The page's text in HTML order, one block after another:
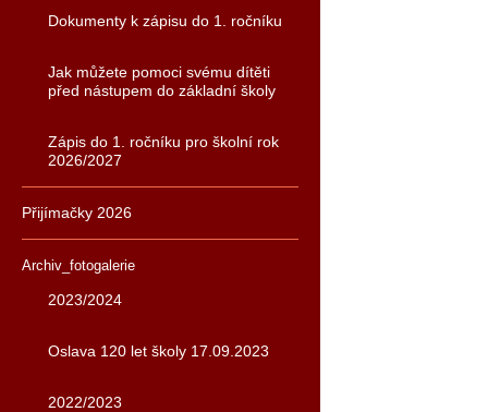
Dokumenty k zápisu do 1. ročníku
Jak můžete pomoci svému dítěti
před nástupem do základní školy
Zápis do 1. ročníku pro školní rok
2026/2027
Přijímačky 2026
Archiv_fotogalerie
2023/2024
Oslava 120 let školy 17.09.2023
2022/2023